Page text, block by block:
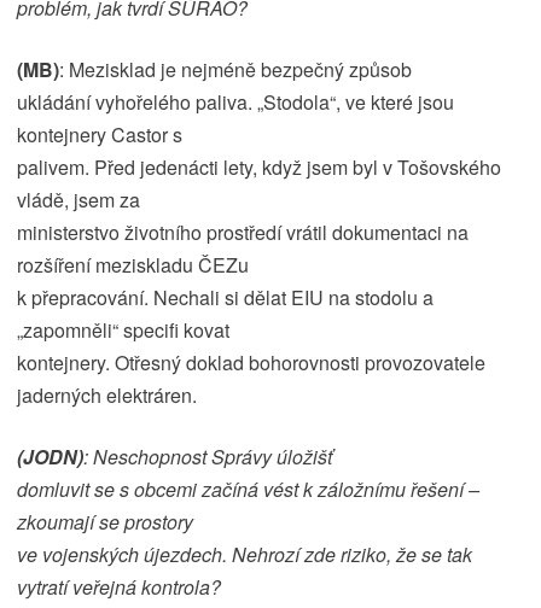
problém, jak tvrdí SÚRAO?
(MB): Mezisklad je nejméně bezpečný způsob
ukládání vyhořelého paliva. „Stodola“, ve které jsou
kontejnery Castor s
palivem. Před jedenácti lety, když jsem byl v Tošovského
vládě, jsem za
ministerstvo životního prostředí vrátil dokumentaci na
rozšíření meziskladu ČEZu
k přepracování. Nechali si dělat EIU na stodolu a
„zapomněli“ specifi kovat
kontejnery. Otřesný doklad bohorovnosti provozovatele
jaderných elektráren.
(JODN): Neschopnost Správy úložišť
domluvit se s obcemi začíná vést k záložnímu řešení –
zkoumají se prostory
ve vojenských újezdech. Nehrozí zde riziko, že se tak
vytratí veřejná kontrola?